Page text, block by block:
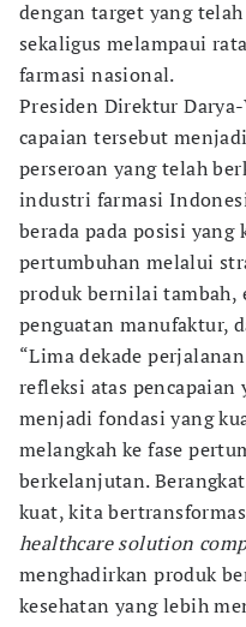
dengan target yang
sekaligus melampaui
farmasi nasional.
Presiden Direktur
capaian tersebut
perseroan yang telah
industri farmasi
berada pada posisi
pertumbuhan melalui
produk bernilai tambah,
penguatan manufaktur,
“Lima dekade
refleksi atas
menjadi fondasi yang
melangkah ke fase
berkelanjutan.
kuat, kita
healthcare solution
menghadirkan produk
kesehatan yang lebih